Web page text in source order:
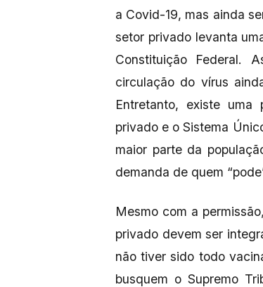
a Covid-19, mas ainda
setor privado levanta
Constituição Federal.
circulação do vírus
Entretanto, existe uma
privado e o Sistema
maior parte da
demanda de quem
Mesmo com a
privado devem ser
não tiver sido todo
busquem o Supremo